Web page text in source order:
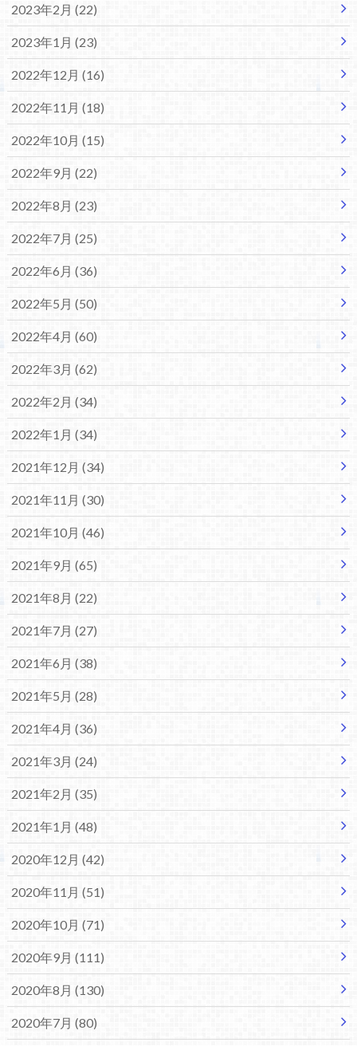
2023年2月 (22)
2023年1月 (23)
2022年12月 (16)
2022年11月 (18)
2022年10月 (15)
2022年9月 (22)
2022年8月 (23)
2022年7月 (25)
2022年6月 (36)
2022年5月 (50)
2022年4月 (60)
2022年3月 (62)
2022年2月 (34)
2022年1月 (34)
2021年12月 (34)
2021年11月 (30)
2021年10月 (46)
2021年9月 (65)
2021年8月 (22)
2021年7月 (27)
2021年6月 (38)
2021年5月 (28)
2021年4月 (36)
2021年3月 (24)
2021年2月 (35)
2021年1月 (48)
2020年12月 (42)
2020年11月 (51)
2020年10月 (71)
2020年9月 (111)
2020年8月 (130)
2020年7月 (80)